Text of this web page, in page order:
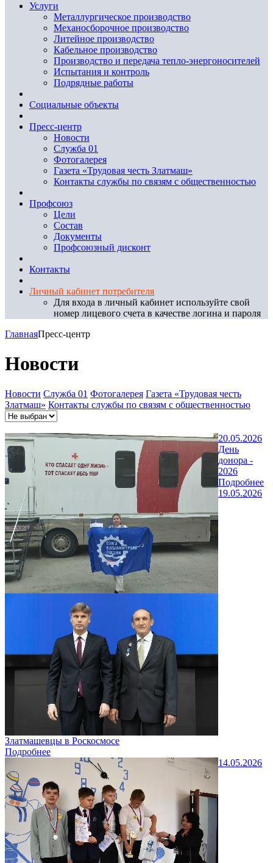
Услуги
Металлургическое производство
Механосборочное производство
Литейное производство
Кабельное производство
Производство и передача тепло-энергоносителей
Испытания и контроль
Подрядные работы
Социальные объекты
Пресс-центр
Новости
Служба 01
Фотогалерея
Газета «Трудовая честь Златмаш»
Контакты службы по связям с общественностью
Профсоюз
Цели
Состав
Документы
Профсоюзный дисконт
Контакты
Личный кабинет потребителя
Для входа в личный кабинет используйте свой
номер лицевого счета в качестве логина и пароля
ГлавнаяПресс-центр
Новости
Новости Служба 01 Фотогалерея Газета «Трудовая честь
Златмаш» Контакты службы по связям с общественностью
20.05.2026
День
донора -
2026
Подробнее
19.05.2026
Златмашевцы в Роскосмосе
Подробнее
14.05.2026